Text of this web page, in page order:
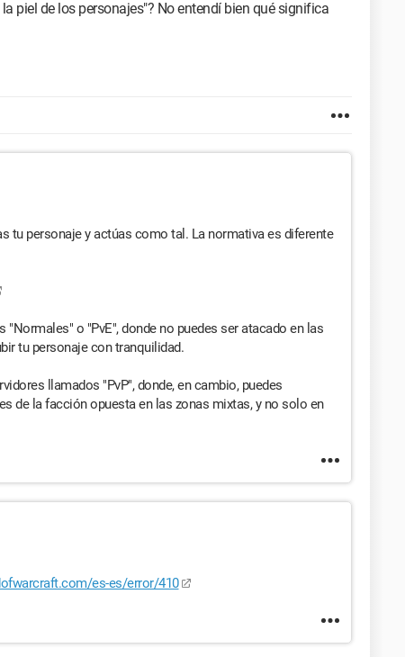
piel de los personajes"? No entendí bien qué significa
tu personaje y actúas como tal. La normativa es diferente
o "PvE", donde no puedes ser atacado en las
tu personaje con tranquilidad.
llamados "PvP", donde, en cambio, puedes
de la facción opuesta en las zonas mixtas, y no solo en
es-es/error/410